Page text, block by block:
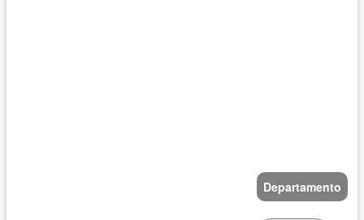
Departamento